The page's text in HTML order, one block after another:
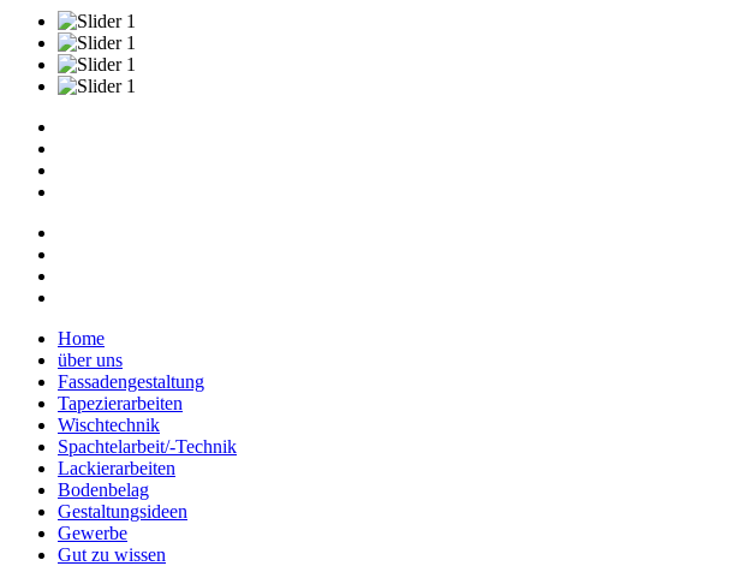
Home
über uns
Fassadengestaltung
Tapezierarbeiten
Wischtechnik
Spachtelarbeit/-Technik
Lackierarbeiten
Bodenbelag
Gestaltungsideen
Gewerbe
Gut zu wissen